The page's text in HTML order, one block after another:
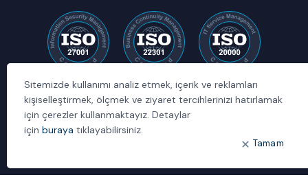
Sitemizde kullanımı analiz etmek, içerik ve reklamları
kişiselleştirmek, ölçmek ve ziyaret tercihlerinizi hatırlamak
için çerezler kullanmaktayız. Detaylar
için buraya tıklayabilirsiniz.
Tamam